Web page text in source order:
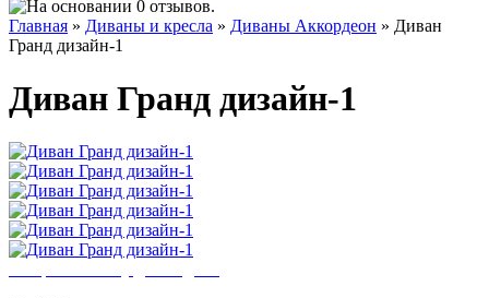
Главная » Диваны и кресла » Диваны Аккордеон » Диван
Гранд дизайн-1
Диван Гранд дизайн-1